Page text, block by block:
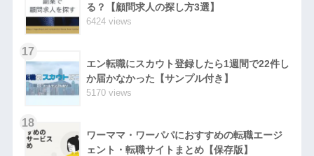
る？【顧問求人の探し方3選】
6424 views
17
エン転職にスカウト登録したら1週間で22件し
か届かなかった【サンプル付き】
5170 views
18
ワーママ・ワーパパにおすすめの転職エージ
ェント・転職サイトまとめ【保存版】